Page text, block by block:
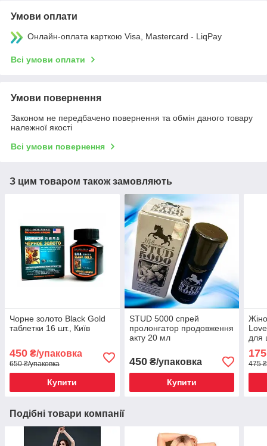
Умови оплати
Онлайн-оплата карткою Visa, Mastercard - LiqPay
Всі умови оплати
Умови повернення
Законом не передбачено повернення та обмін даного товару
належної якості
Всі умови повернення
З цим товаром також замовляють
Чорне золото Black Gold
таблетки 16 шт., Київ
450 ₴/упаковка
650 ₴/упаковка
Купити
STUD 5000 спрей
пролонгатор продовження
акту 20 мл
450₴/упаковка
Купити
для
175
475
Подібні товари компанії